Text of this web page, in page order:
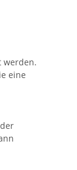
werden.
eine